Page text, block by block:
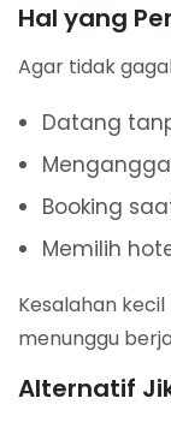
Hal yang
Agar tidak
Datang
Booking
Memilih
Kesalahan
menunggu
Alternatif